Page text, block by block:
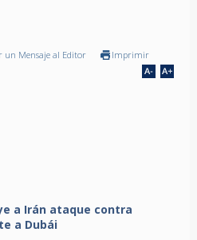
un Mensaje al Editor Imprimir
a Irán ataque contra
a Dubái